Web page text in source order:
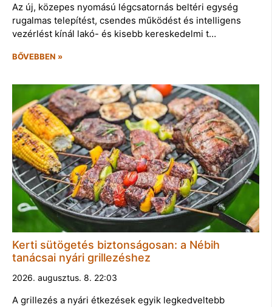
Az új, közepes nyomású légcsatornás beltéri egység
rugalmas telepítést, csendes működést és intelligens
vezérlést kínál lakó- és kisebb kereskedelmi t…
BŐVEBBEN »
Kerti sütögetés biztonságosan: a Nébih
tanácsai nyári grillezéshez
2026. augusztus. 8. 22:03
A grillezés a nyári étkezések egyik legkedveltebb